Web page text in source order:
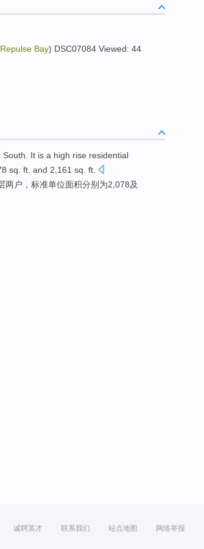
Bay) DSC07084 Viewed: 44
South. It is a high rise residential
sq. ft. and 2,161 sq. ft.
两户，标准单位面积分别 为2,078及
诚聘英才 联系我们 站点地图 网络举报